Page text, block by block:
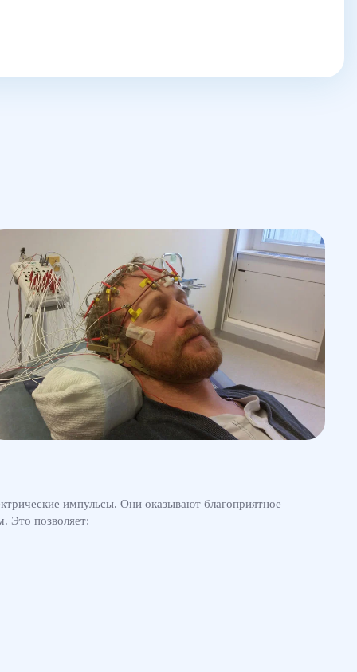
импульсы. Они оказывают благоприятное
Это позволяет: